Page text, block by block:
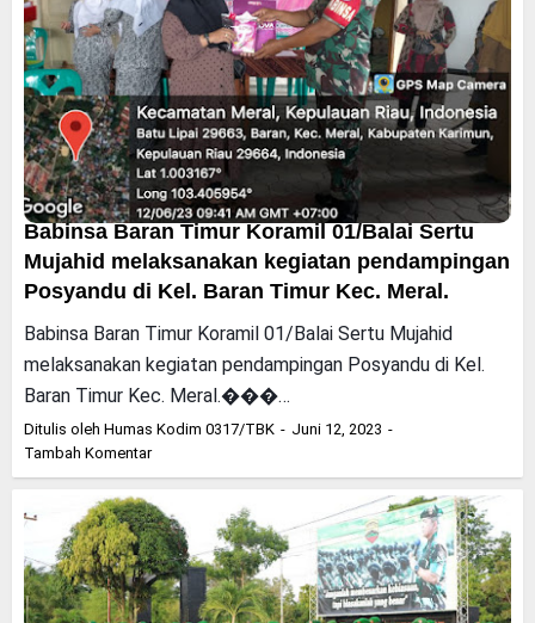
Babinsa Baran Timur Koramil 01/Balai Sertu
Mujahid melaksanakan kegiatan pendampingan
Posyandu di Kel. Baran Timur Kec. Meral.
Babinsa Baran Timur Koramil 01/Balai Sertu Mujahid
melaksanakan kegiatan pendampingan Posyandu di Kel.
Baran Timur Kec. Meral.���…
Ditulis oleh Humas Kodim 0317/TBK
Juni 12, 2023
Tambah Komentar